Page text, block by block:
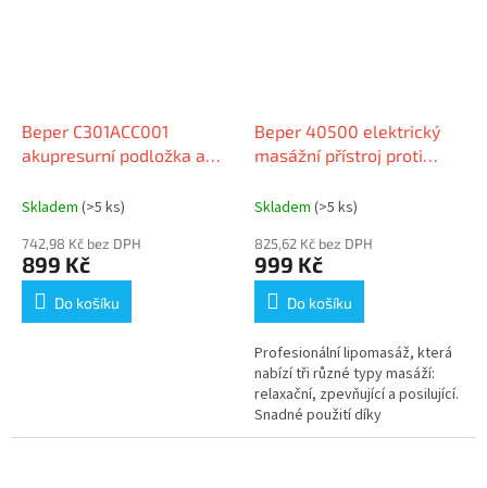
Beper C301ACC001
akupresurní podložka a
Skladem (>5 ks)
742,98 Kč bez DPH
899 Kč
Do košíku
Beper 40500 elektrický
masážní přístroj proti
Skladem (>5 ks)
825,62 Kč bez DPH
999 Kč
Do košíku
Profesionální lipomasáž, která
nabízí tři různé typy masáží:
relaxační, zpevňující a posilující.
Snadné použití díky
ergonomické rukojeti. Dodává